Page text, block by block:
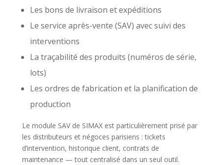
Les bons de livraison et expéditions
Le service après-vente (SAV) avec suivi des
interventions
La traçabilité des produits (numéros de série,
lots)
Les ordres de fabrication et la planification de
production
Le module SAV de SIMAX est particulièrement prisé par
les distributeurs et négoces parisiens : tickets
d’intervention, historique client, contrats de
maintenance — tout centralisé dans un seul outil.